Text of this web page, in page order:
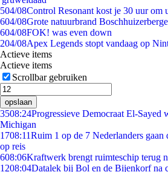
504/08Control Resonant kost je 30 uur om
604/08Grote natuurbrand
604/08FOK! was even down
204/08Apex Legends stopt vandaag op
Actieve items
Actieve items
Scrollbar gebruiken
opslaan
3508:24Progressieve Democraat El-
Michigan
1708:11Ruim 1 op de 7 Nederlanders gaan
op reis
608:06Kraftwerk brengt ruimteschip terug
1208:04Datalek bij Bol en de Bijenkorf na